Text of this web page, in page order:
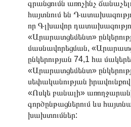
գրանցումն առոչինչ
հայտնում են
որ Գլխավոր
«Արարատցեմենտ»
մասնավորեցման,
ընկերության 74,1 հա
«Արարատցեմենտ»
սեփականության
«Ոսկե բանալի»
գործընթացներում ևս
խախտումներ: